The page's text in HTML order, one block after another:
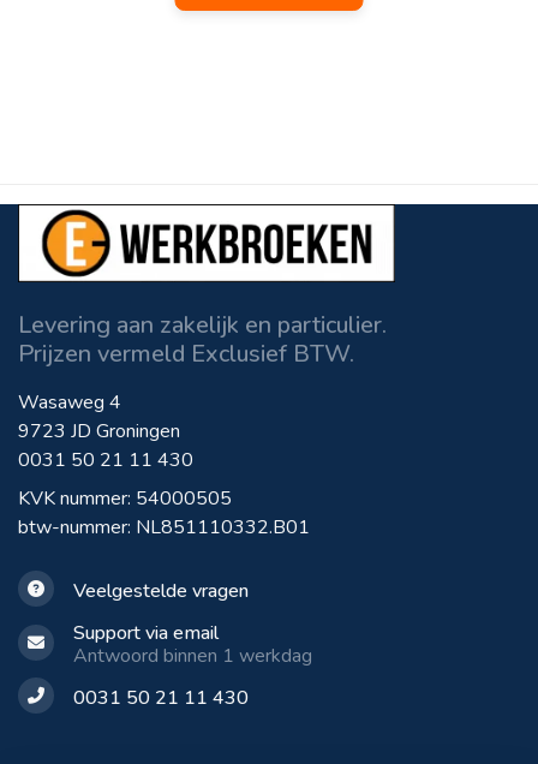
Levering aan zakelijk en particulier.
Prijzen vermeld Exclusief BTW.
Wasaweg 4
9723 JD Groningen
0031 50 21 11 430
KVK nummer: 54000505
btw-nummer: NL851110332.B01
Veelgestelde vragen
Support via email
Antwoord binnen 1 werkdag
0031 50 21 11 430